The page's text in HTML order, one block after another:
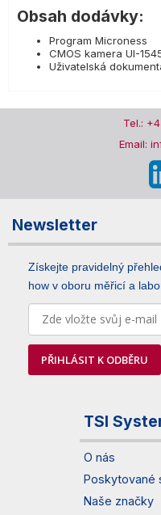
Obsah dodávky:
Program Microness
CMOS kamera UI-
Uživatelská
Tel.:
Email:
Newsletter
Získejte pravidelný
how v oboru měřicí a
PŘIHLÁSIT K ODBĚRU
TSI
O nás
Poskytované
Naše značky